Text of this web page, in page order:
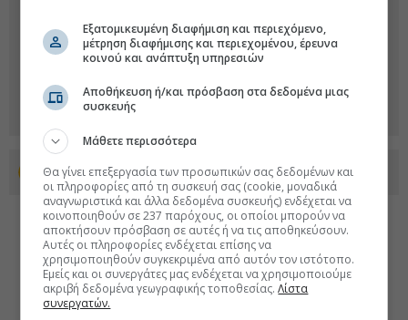
Προσθέστε το euro2day.gr στο Discover
Εξατομικευμένη διαφήμιση και περιεχόμενο,
μέτρηση διαφήμισης και περιεχομένου, έρευνα
κοινού και ανάπτυξη υπηρεσιών
Αποθήκευση ή/και πρόσβαση στα δεδομένα μιας
συσκευής
Μάθετε περισσότερα
Θα γίνει επεξεργασία των προσωπικών σας δεδομένων και
οι πληροφορίες από τη συσκευή σας (cookie, μοναδικά
αναγνωριστικά και άλλα δεδομένα συσκευής) ενδέχεται να
κοινοποιηθούν σε 237 παρόχους, οι οποίοι μπορούν να
αποκτήσουν πρόσβαση σε αυτές ή να τις αποθηκεύσουν.
Αυτές οι πληροφορίες ενδέχεται επίσης να
χρησιμοποιηθούν συγκεκριμένα από αυτόν τον ιστότοπο.
Εμείς και οι συνεργάτες μας ενδέχεται να χρησιμοποιούμε
ακριβή δεδομένα γεωγραφικής τοποθεσίας.Λίστα
συνεργατών.